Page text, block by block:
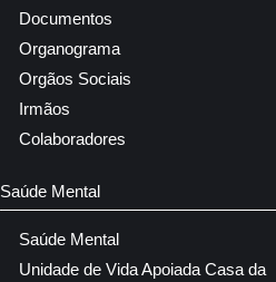
Documentos
Organograma
Orgãos Sociais
Irmãos
Colaboradores
Saúde Mental
Saúde Mental
Unidade de Vida Apoiada Casa da